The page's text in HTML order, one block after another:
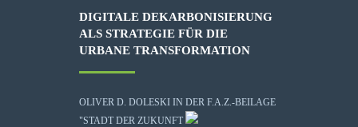
DIGITALE DEKARBONISIERUNG
ALS STRATEGIE FÜR DIE
URBANE TRANSFORMATION
OLIVER D. DOLESKI IN DER F.A.Z.-BEILAGE
"STADT DER ZUKUNFT